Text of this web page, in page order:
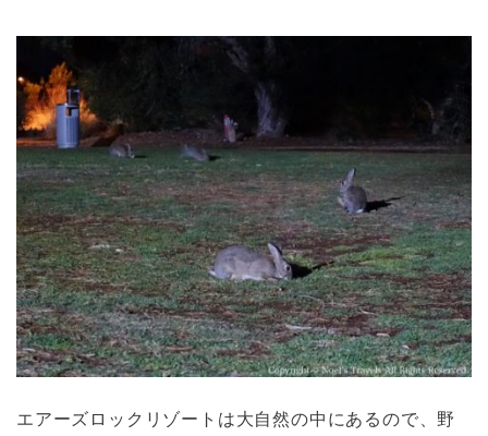
エアーズロックリゾートは大自然の中にあるので、野